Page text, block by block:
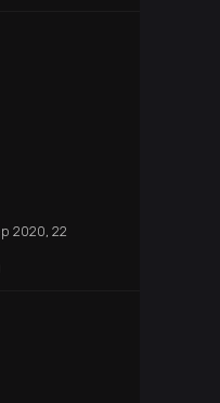
2020, 22